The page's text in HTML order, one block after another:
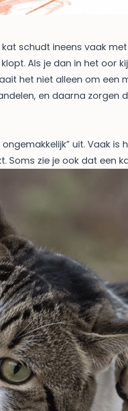
schudt ineens vaak
Als je dan in het oor
het niet alleen om een
en daarna
uit. Vaak
Soms zie je ook dat